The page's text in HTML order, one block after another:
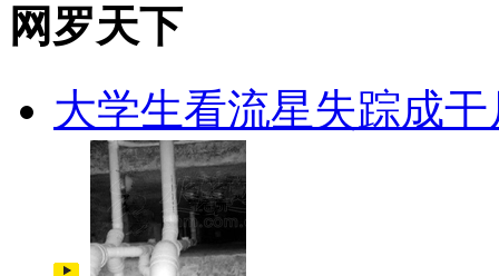
网罗天下
大学生看流星失踪成干